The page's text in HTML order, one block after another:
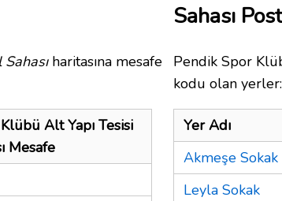
haritasına mesafe
Alt Yapı Tesisi
Mesafe
Sahası
Pendik Spor
kodu olan yerler:
Yer Adı
Akmeşe Sokak
Leyla Sokak